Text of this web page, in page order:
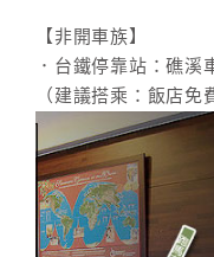
【非開車族】
．台鐵停靠站：礁溪
（建議搭乘：飯店免